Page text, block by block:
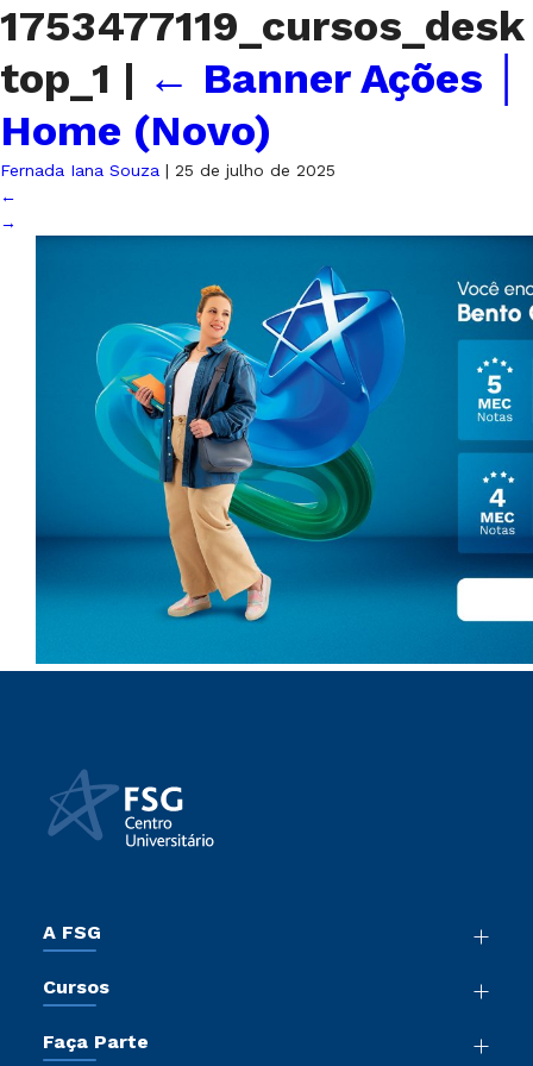
1753477119_cursos_desk
top_1 | ← Banner Ações │
Home (Novo)
Fernada Iana Souza | 25 de julho de 2025
←
→
A FSG
Sala de Imprensa
Cursos
Pós-Graduação
Faça Parte